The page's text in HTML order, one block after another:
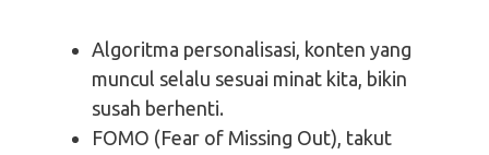
Algoritma personalisasi, konten yang
muncul selalu sesuai minat kita, bikin
susah berhenti.
FOMO (Fear of Missing Out), takut